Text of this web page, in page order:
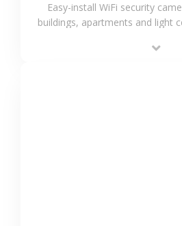
Easy-install WiFi security
buildings, apartments and light
surveillance